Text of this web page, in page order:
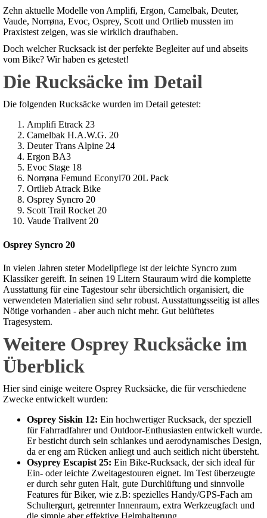
Zehn aktuelle Modelle von Amplifi, Ergon, Camelbak, Deuter,
Vaude, Norrøna, Evoc, Osprey, Scott und Ortlieb mussten im
Praxistest zeigen, was sie wirklich draufhaben.
Doch welcher Rucksack ist der perfekte Begleiter auf und abseits
vom Bike? Wir haben es getestet!
Die Rucksäcke im Detail
Die folgenden Rucksäcke wurden im Detail getestet:
Amplifi Etrack 23
Camelbak H.A.W.G. 20
Deuter Trans Alpine 24
Ergon BA3
Evoc Stage 18
Norrøna Femund Econyl70 20L Pack
Ortlieb Atrack Bike
Osprey Syncro 20
Scott Trail Rocket 20
Vaude Trailvent 20
Osprey Syncro 20
In vielen Jahren steter Modellpflege ist der leichte Syncro zum
Klassiker gereift. In seinen 19 Litern Stauraum wird die komplette
Ausstattung für eine Tagestour sehr übersichtlich organisiert, die
verwendeten Materialien sind sehr robust. Ausstattungsseitig ist alles
Nötige vorhanden - aber auch nicht mehr. Gut belüftetes
Tragesystem.
Weitere Osprey Rucksäcke im
Überblick
Hier sind einige weitere Osprey Rucksäcke, die für verschiedene
Zwecke entwickelt wurden:
Osprey Siskin 12: Ein hochwertiger Rucksack, der speziell
für Fahrradfahrer und Outdoor-Enthusiasten entwickelt wurde.
Er besticht durch sein schlankes und aerodynamisches Design,
da er eng am Rücken anliegt und auch seitlich nicht übersteht.
Osyprey Escapist 25: Ein Bike-Rucksack, der sich ideal für
Ein- oder leichte Zweitagestouren eignet. Im Test überzeugte
er durch sehr guten Halt, gute Durchlüftung und sinnvolle
Features für Biker, wie z.B: spezielles Handy/GPS-Fach am
Schultergurt, getrennter Innenraum, extra Werkzeugfach und
die simple aber effektive Helmhalterung.